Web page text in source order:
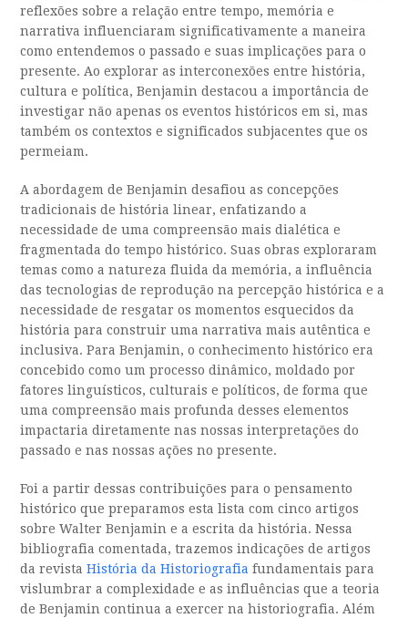
reflexões sobre a relação entre tempo, memória e
narrativa influenciaram significativamente a maneira
como entendemos o passado e suas implicações para o
presente. Ao explorar as interconexões entre história,
cultura e política, Benjamin destacou a importância de
investigar não apenas os eventos históricos em si, mas
também os contextos e significados subjacentes que os
permeiam.
A abordagem de Benjamin desafiou as concepções
tradicionais de história linear, enfatizando a
necessidade de uma compreensão mais dialética e
fragmentada do tempo histórico. Suas obras exploraram
temas como a natureza fluida da memória, a influência
das tecnologias de reprodução na percepção histórica e a
necessidade de resgatar os momentos esquecidos da
história para construir uma narrativa mais autêntica e
inclusiva. Para Benjamin, o conhecimento histórico era
concebido como um processo dinâmico, moldado por
fatores linguísticos, culturais e políticos, de forma que
uma compreensão mais profunda desses elementos
impactaria diretamente nas nossas interpretações do
passado e nas nossas ações no presente.
Foi a partir dessas contribuições para o pensamento
histórico que preparamos esta lista com cinco artigos
sobre Walter Benjamin e a escrita da história. Nessa
bibliografia comentada, trazemos indicações de artigos
da revistaHistória da Historiografia fundamentais para
vislumbrar a complexidade e as influências que a teoria
de Benjamin continua a exercer na historiografia. Além